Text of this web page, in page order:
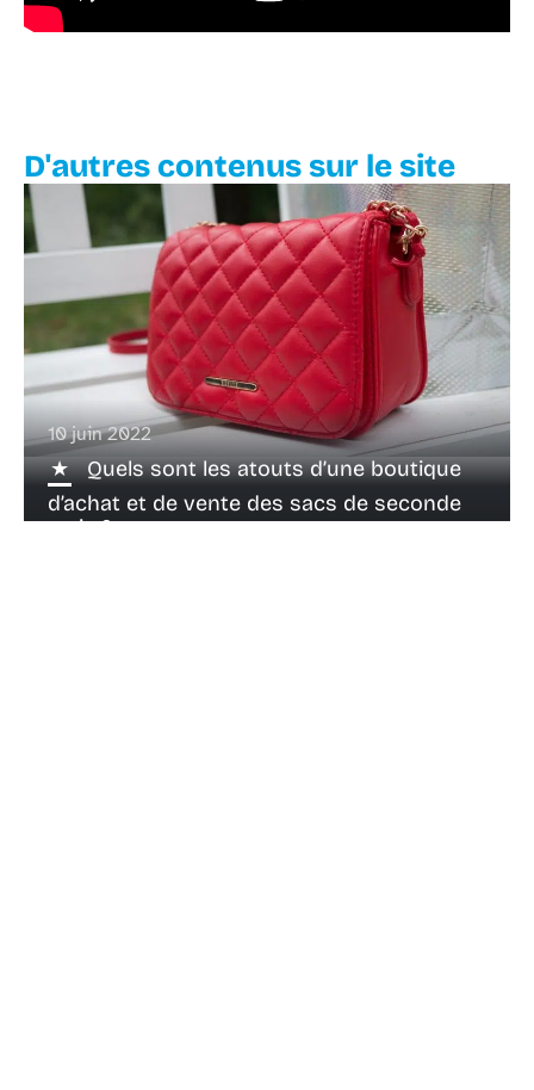
D'autres contenus sur le site
10 juin 2022
Quels sont les atouts d’une boutique
d’achat et de vente des sacs de seconde
main ?